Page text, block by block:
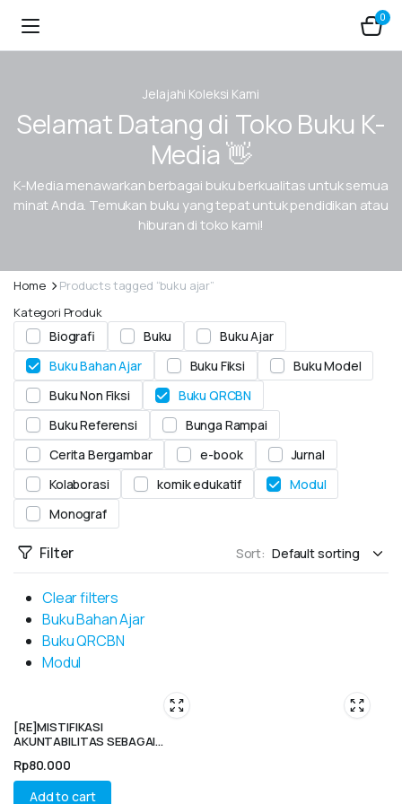
0
Jelajahi Koleksi Kami
Selamat Datang di Toko Buku K-
Media 👋
K-Media menawarkan berbagai buku berkualitas untuk semua
minat Anda. Temukan buku yang tepat untuk pendidikan atau
hiburan di toko kami!
Home
Products tagged “buku ajar”
Kategori Produk
Biografi Buku
Buku Ajar
Buku Bahan Ajar
Buku Fiksi
Buku Model
Buku Non Fiksi
Buku QRCBN
Buku Referensi
Bunga Rampai
Cerita Bergambar
e-book
Jurnal
Kolaborasi
komik edukatif
Modul
Monograf
Filter Sort:
Clear filters
Buku Bahan Ajar
Buku QRCBN
Modul
[RE]MISTIFIKASI
AKUNTABILITAS SEBAGAI
Rp80.000
Add to cart